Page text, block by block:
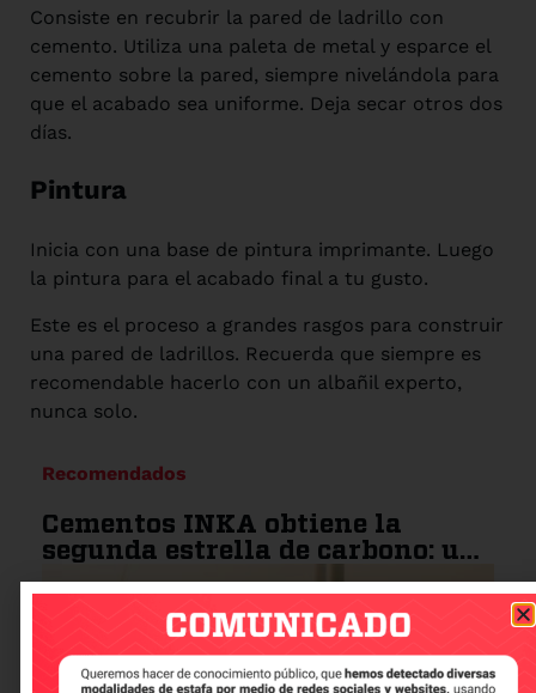
Consiste en recubrir la pared de ladrillo con
cemento. Utiliza una paleta de metal y esparce el
cemento sobre la pared, siempre nivelándola para
que el acabado sea uniforme. Deja secar otros dos
días.
Pintura
Inicia con una base de pintura imprimante. Luego
la pintura para el acabado final a tu gusto.
Este es el proceso a grandes rasgos para construir
una pared de ladrillos. Recuerda que siempre es
recomendable hacerlo con un albañil experto,
nunca solo.
Recomendados
Cementos INKA obtiene la
segunda estrella de carbono: un
paso más hacia la